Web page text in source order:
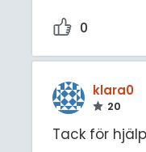
0
klara0
20
Tack för